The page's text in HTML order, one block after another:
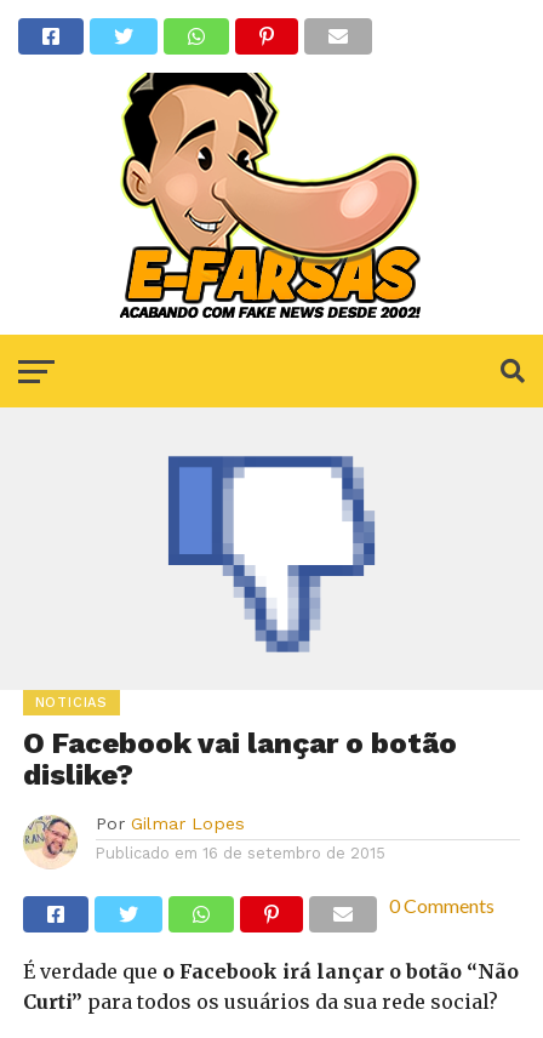
NOTICIAS
O Facebook vai lançar o botão
dislike?
Por Gilmar Lopes
Publicado em 16 de setembro de 2015
0 Comments
É verdade que o Facebook irá lançar o botão “Não
Curti” para todos os usuários da sua rede social?